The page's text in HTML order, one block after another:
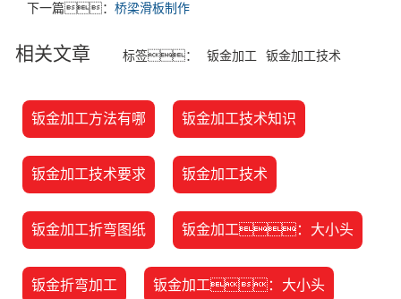
下一篇： 桥梁滑板制作
相关文章 标签： 钣金加工 钣金加工技术
钣金加工方法有哪 钣金加工技术知识
钣金加工技术要求 钣金加工技术
钣金加工折弯图纸 钣金加工：大小头
钣金折弯加工 钣金加工：大小头